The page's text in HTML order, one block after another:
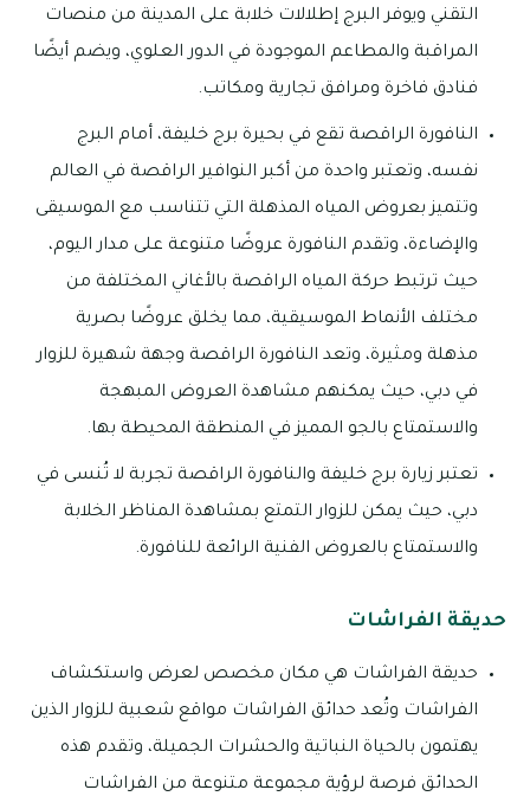
التقني ويوفر البرج إطلالات خلابة على المدينة من منصات
المراقبة والمطاعم الموجودة في الدور العلوي، ويضم أيضًا
فنادق فاخرة ومرافق تجارية ومكاتب.
النافورة الراقصة تقع في بحيرة برج خليفة، أمام البرج
نفسه، وتعتبر واحدة من أكبر النوافير الراقصة في العالم
وتتميز بعروض المياه المذهلة التي تتناسب مع الموسيقى
والإضاءة، وتقدم النافورة عروضًا متنوعة على مدار اليوم،
حيث ترتبط حركة المياه الراقصة بالأغاني المختلفة من
مختلف الأنماط الموسيقية، مما يخلق عروضًا بصرية
مذهلة ومثيرة، وتعد النافورة الراقصة وجهة شهيرة للزوار
في دبي، حيث يمكنهم مشاهدة العروض المبهجة
والاستمتاع بالجو المميز في المنطقة المحيطة بها.
تعتبر زيارة برج خليفة والنافورة الراقصة تجربة لا تُنسى في
دبي، حيث يمكن للزوار التمتع بمشاهدة المناظر الخلابة
والاستمتاع بالعروض الفنية الرائعة للنافورة.
حديقة الفراشات
حديقة الفراشات هي مكان مخصص لعرض واستكشاف
الفراشات وتُعد حدائق الفراشات مواقع شعبية للزوار الذين
يهتمون بالحياة النباتية والحشرات الجميلة، وتقدم هذه
الحدائق فرصة لرؤية مجموعة متنوعة من الفراشات